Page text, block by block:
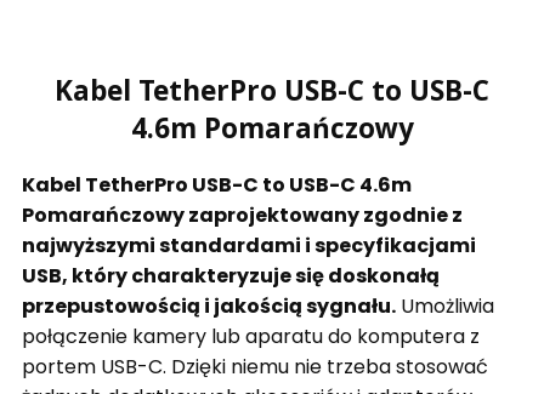
Kabel TetherPro USB-C to USB-C
4.6m Pomarańczowy
Kabel TetherPro USB-C to USB-C 4.6m
Pomarańczowy zaprojektowany zgodnie z
najwyższymi standardami i specyfikacjami
USB, który charakteryzuje się doskonałą
przepustowością i jakością sygnału. Umożliwia
połączenie kamery lub aparatu do komputera z
portem USB-C. Dzięki niemu nie trzeba stosować